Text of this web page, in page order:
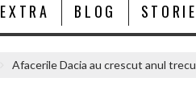
EXTRA BLOG
Afacerile Dacia au crescut anul